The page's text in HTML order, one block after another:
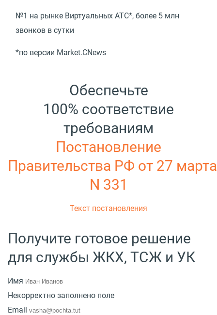
№1 на рынке Виртуальных АТС*, более 5 млн
звонков в сутки
*по версии Market.CNews
Обеспечьте
100% соответствие
требованиям
Постановление
Правительства РФ от 27
N 331
Текст постановления
Получите готовое решение
для службы ЖКХ, ТСЖ и УК
Имя
Некорректно заполнено поле
Email